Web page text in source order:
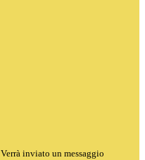
Verrà inviato un messaggio